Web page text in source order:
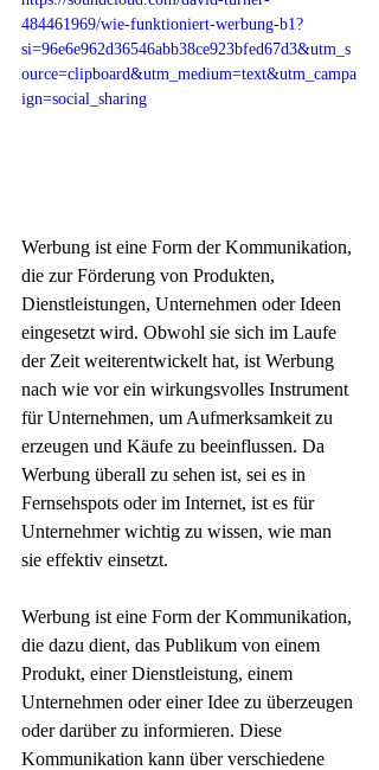
484461969/wie-funktioniert-werbung-b1?
si=96e6e962d36546abb38ce923bfed67d3&utm_s
ource=clipboard&utm_medium=text&utm_campa
ign=social_sharing
Werbung ist eine Form der Kommunikation,
die zur Förderung von Produkten,
Dienstleistungen, Unternehmen oder Ideen
eingesetzt wird. Obwohl sie sich im Laufe
der Zeit weiterentwickelt hat, ist Werbung
nach wie vor ein wirkungsvolles Instrument
für Unternehmen, um Aufmerksamkeit zu
erzeugen und Käufe zu beeinflussen. Da
Werbung überall zu sehen ist, sei es in
Fernsehspots oder im Internet, ist es für
Unternehmer wichtig zu wissen, wie man
sie effektiv einsetzt.
Werbung ist eine Form der Kommunikation,
die dazu dient, das Publikum von einem
Produkt, einer Dienstleistung, einem
Unternehmen oder einer Idee zu überzeugen
oder darüber zu informieren. Diese
Kommunikation kann über verschiedene